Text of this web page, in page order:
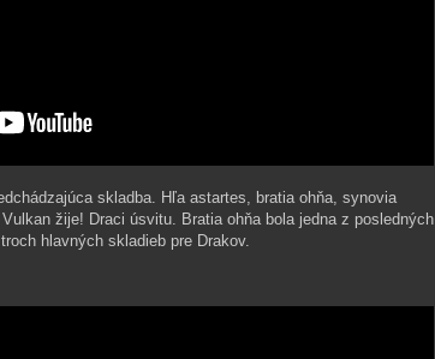
skladba. Hľa astartes, bratia ohňa, synovia
žije! Draci úsvitu. Bratia ohňa bola jedna z posledných
hlavných skladieb pre Drakov.